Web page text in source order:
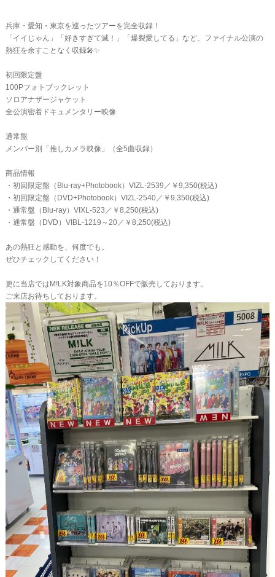
兵庫・愛知・東京を巡ったツアーを完全収録！
「イイじゃん」「好きすぎて滅！」「爆裂愛してる」など、ファイナル公演の
熱狂を余すことなく収録🎤✨
初回限定盤
100Pフォトブックレット
ソロアナザージャケット
全公演密着ドキュメンタリー映像
通常盤
メンバー別「推しカメラ映像」（全5曲収録）
商品情報
・初回限定盤（Blu-ray+Photobook）VIZL-2539／￥9,350(税込)
・初回限定盤（DVD+Photobook）VIZL-2540／￥9,350(税込)
・通常盤（Blu-ray）VIXL-523／￥8,250(税込)
・通常盤（DVD）VIBL-1219～20／￥8,250(税込)
あの熱狂と感動を、何度でも。
ぜひチェックしてください！
更に当店ではM!LK対象商品を10％OFFで販売しております。
ご来店お待ちしております。